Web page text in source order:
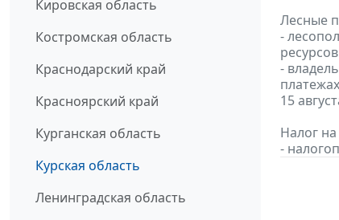
Кировская область
Костромская область
Краснодарский край
Красноярский край
Курганская область
Курская область
Ленинградская область
Лесные
-
-
15
Налог
-